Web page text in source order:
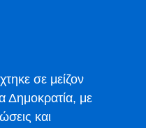
σε μείζον
Δημοκρατία, με
και